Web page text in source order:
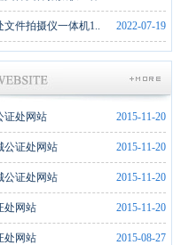
件拍摄仪一体机1.. 2022-07-19
文件拍摄仪一体机2.. 2021-12-21
技有限公司公证处.. 2020-05-10
处指纹采集仪5台 2019-05-10
处指纹采集仪5台 2019-05-13
纹采集仪2台 2019-01-21
处指纹采集仪2台 2019-01-21
证处网站 2015-11-20
公证处网站 2015-11-20
公证处网站 2015-11-20
处网站 2015-11-20
处网站 2015-08-27